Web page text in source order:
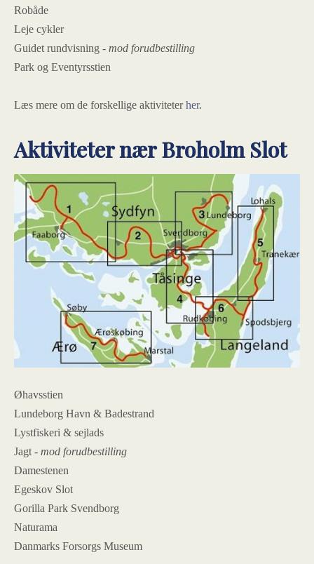
Robåde
Leje cykler
Guidet rundvisning - mod forudbestilling
Park og Eventyrsstien
Læs mere om de forskellige aktiviteterher.
Aktiviteter nær Broholm Slot
Øhavsstien
Lundeborg Havn & Badestrand
Lystfiskeri & sejlads
Jagt - mod forudbestilling
Damestenen
Egeskov Slot
Gorilla Park Svendborg
Naturama
Danmarks Forsorgs Museum